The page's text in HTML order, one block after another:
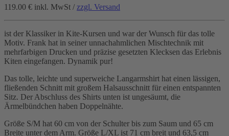
119.00 € inkl. MwSt / zzgl. Versand
ist der Klassiker in Kite-Kursen und war der Wunsch für das tolle
Motiv. Frank hat in seiner unnachahmlichen Mischtechnik mit
mehrfarbigen Drucken und präzise gesetzten Klecksen das Erlebnis
Kiten eingefangen. Dynamik pur!
Das tolle, leichte und superweiche Langarmshirt hat einen lässigen,
fließenden Schnitt mit großem Halsausschnitt für einen entspannten
Sitz. Der Abschluss des Shirts unten ist ungesäumt, die
Ärmelbündchen haben Doppelnähte.
Größe S/M hat 60 cm von der Schulter bis zum Saum und 65 cm
Breite unter dem Arm. Größe L/XL ist 71 cm breit und 63,5 cm